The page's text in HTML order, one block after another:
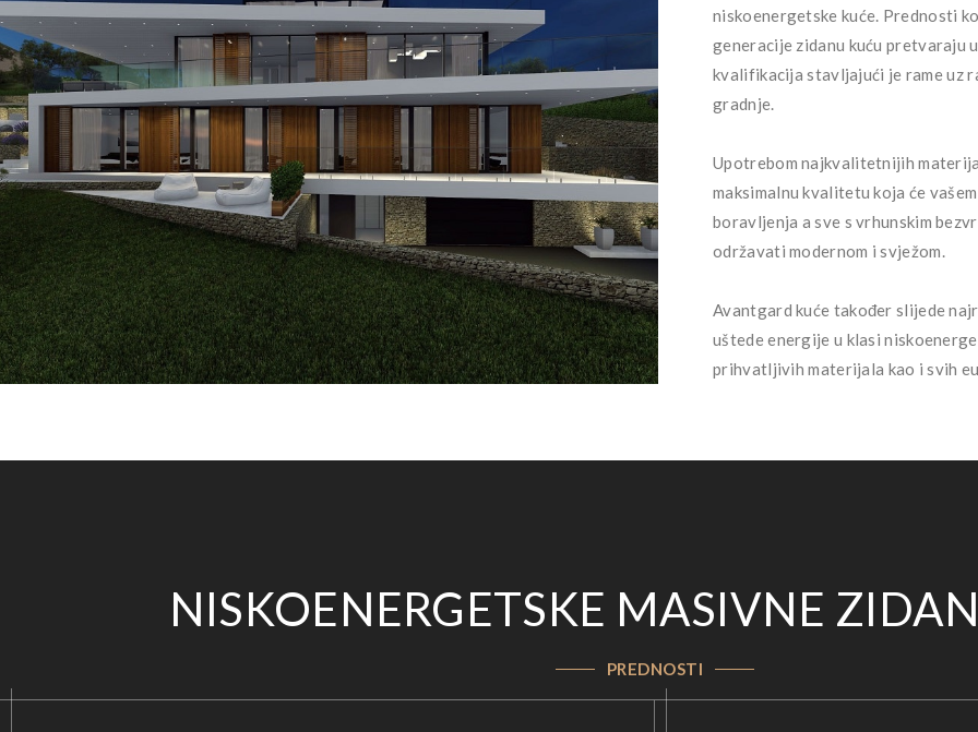
niskoenergetske kuće. Prednosti
generacije zidanu kuću pretvaraju
kvalifikacija stavljajući je rame uz
gradnje.
Upotrebom najkvalitetnijih
maksimalnu kvalitetu koja će
boravljenja a sve s vrhunskim
održavati modernom i svježom.
Avantgard kuće također slijede
uštede energije u klasi
prihvatljivih materijala kao i svih
NISKOENERGETSKE MASIVNE
PREDNOSTI